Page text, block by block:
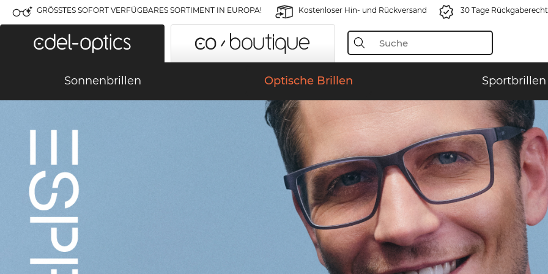
GRÖSSTES SOFORT VERFÜGBARES SORTIMENT IN EUROPA! Kostenloser Hin- und Rückversand 30 Tage Rückgaberecht
Sonnenbrillen Optische Brillen Sportbrillen